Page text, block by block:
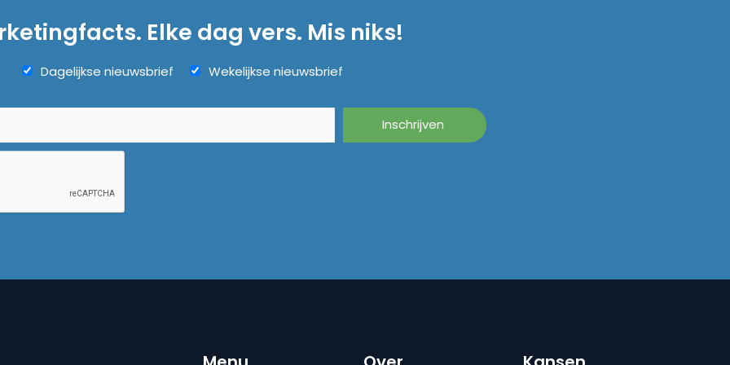
Elke dag vers. Mis niks!
Dagelijkse nieuwsbrief Wekelijkse nieuwsbrief